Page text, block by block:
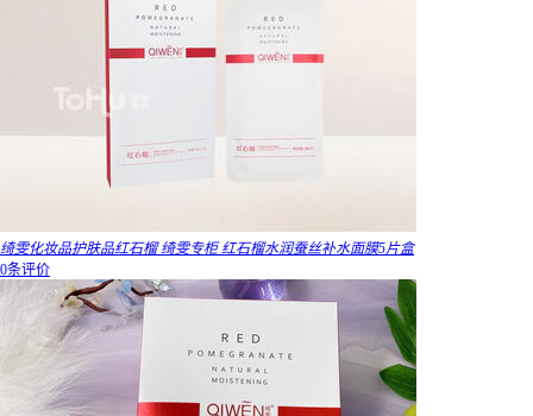
绮雯化妆品护肤品红石榴 绮雯专柜 红石榴水润蚕丝补水面膜5片盒
0条评价